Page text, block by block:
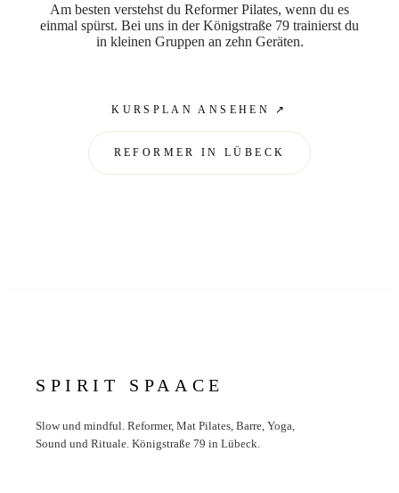
Am besten verstehst du Reformer Pilates, wenn du es
einmal spürst. Bei uns in der Königstraße 79 trainierst du
in kleinen Gruppen an zehn Geräten.
KURSPLAN ANSEHEN ↗
REFORMER IN LÜBECK
SPIRIT SPAACE
Slow und mindful. Reformer, Mat Pilates, Barre, Yoga,
Sound und Rituale. Königstraße 79 in Lübeck.